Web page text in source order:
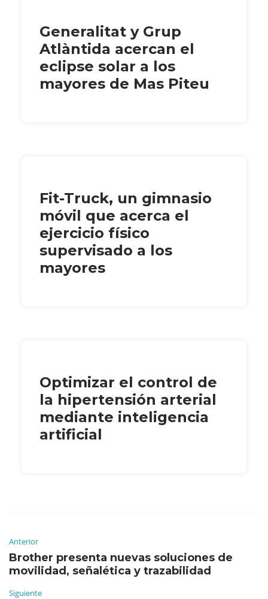
Generalitat y Grup
Atlàntida acercan el
eclipse solar a los
mayores de Mas Piteu
Fit-Truck, un gimnasio
móvil que acerca el
ejercicio físico
supervisado a los
mayores
Optimizar el control de
la hipertensión arterial
mediante inteligencia
artificial
Anterior
Brother presenta nuevas soluciones de
movilidad, señalética y trazabilidad
Siguiente